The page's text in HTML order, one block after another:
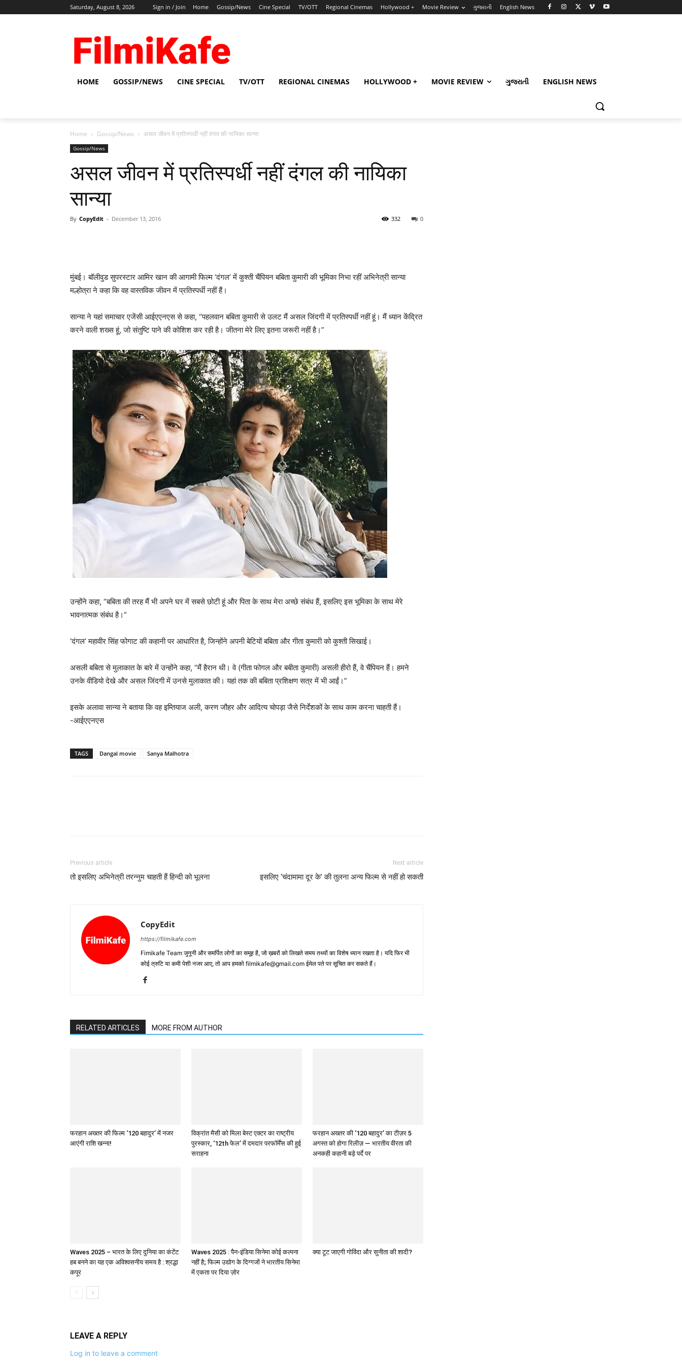
Saturday, August 8, 2026 Sign in / Join Home Gossip/News Cine Special TV/OTT Regional Cinemas Hollywood + Movie Review ગુજરાતી English News
HOME GOSSIP/NEWS CINE SPECIAL TV/OTT REGIONAL CINEMAS HOLLYWOOD + MOVIE REVIEW ગુજરાતી ENGLISH NEWS
Home Gossip/News असल जीवन में प्रतिस्‍पर्धी नहीं दंगल की नायिका सान्‍या
Gossip/News
असल जीवन में प्रतिस्‍पर्धी नहीं दंगल की नायिका
सान्‍या
By CopyEdit - December 13, 2016 0
332
मुंबई। बॉलीवुड सुपरस्टार आमिर खान की आगामी फिल्म ‘दंगल’ में कुश्ती चैंपियन बबिता कुमारी की भूमिका निभा रहीं अभिनेत्री सान्या
मल्होत्रा ने कहा कि वह वास्तविक जीवन में प्रतिस्पर्धी नहीं हैं।
सान्या ने यहां समाचार एजेंसी आईएएनएस से कहा, “पहलवान बबिता कुमारी से उलट मैं असल जिंदगी में प्रतिस्पर्धी नहीं हूं। मैं ध्यान केंद्रित
करने वाली शख्स हूं, जो संतुष्टि पाने की कोशिश कर रही है। जीतना मेरे लिए इतना जरूरी नहीं है।”
उन्होंने कहा, “बबिता की तरह मैं भी अपने घर में सबसे छोटी हूं और पिता के साथ मेरा अच्छे संबंध हैं, इसलिए इस भूमिका के साथ मेरे
भावनात्मक संबंध है।”
‘दंगल’ महावीर सिंह फोगाट की कहानी पर आधारित है, जिन्होंने अपनी बेटियों बबिता और गीता कुमारी को कुश्ती सिखाई।
असली बबिता से मुलाकात के बारे में उन्होंने कहा, “मैं हैरान थी। वे (गीता फोगल और बबीता कुमारी) असली हीरो हैं, वे चैंपियन हैं। हमने
उनके वीडियो देखे और असल जिंदगी में उनसे मुलाकात की। यहां तक की बबिता प्रशिक्षण सत्र में भी आईं।”
इसके अलावा सान्या ने बताया कि वह इम्तियाज अली, करण जौहर और आदित्य चोपड़ा जैसे निर्देशकों के साथ काम करना चाहती हैं।
-आईएएनएस
TAGS Dangal movie Sanya Malhotra
Previous article
तो इसलिए अभिनेत्री तरन्‍नुम चाहती हैं हिन्‍दी को भूलना
Next article
इसलिए ‘चंदामामा दूर के’ की तुलना अन्‍य फिल्‍म से नहीं हो सकती
CopyEdit
https://filmikafe.com
Fimikafe Team जुनूनी और समर्पित लोगों का समूह है, जो ख़बरों को लिखते समय तथ्‍यों का विशेष ध्‍यान रखता है। यदि फिर भी
कोई त्रुटि या कमी पेशी नजर आए, तो आप हमको filmikafe@gmail.com ईमेल पते पर सूचित कर सकते हैं।
RELATED ARTICLES MORE FROM AUTHOR
फरहान अख्तर की फिल्म ‘120 बहादुर’ में नजर
आएंगी राशि खन्ना!
विक्रांत मैसी को मिला बेस्ट एक्टर का राष्ट्रीय
पुरस्कार, ‘12th फेल’ में दमदार परफॉर्मेंस की हुई
सराहना
फरहान अख्तर की ‘120 बहादुर’ का टीज़र 5
अगस्त को होगा रिलीज़ — भारतीय वीरता की
अनकही कहानी बड़े पर्दे पर
Waves 2025 – भारत के लिए दुनिया का कंटेंट
हब बनने का यह एक अविश्वसनीय समय है : श्रद्धा
कपूर
Waves 2025 : पैन-इंडिया सिनेमा कोई कल्पना
नहीं है; फिल्म उद्योग के दिग्गजों ने भारतीय सिनेमा
में एकता पर दिया ज़ोर
क्या टूट जाएगी गोविंदा और सुनीता की शादी?
LEAVE A REPLY
Log in to leave a comment